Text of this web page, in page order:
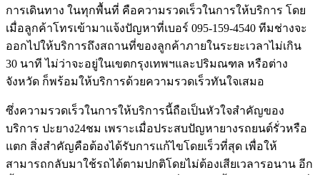
การเดินทาง ในทุกพื้นที่ คือความรวดเร็วในการให้บริการ โดย
เมื่อลูกค้าโทรเข้ามาแจ้งปัญหาที่เบอร์ 095-159-4540 ทีมช่างจะ
ออกไปให้บริการถึงสถานที่ของลูกค้าภายในระยะเวลาไม่เกิน
30 นาที ไม่ว่าจะอยู่ในเขตกรุงเทพฯและปริมณฑล หรือต่าง
จังหวัด ก็พร้อมให้บริการด้วยความรวดเร็วทันใจเสมอ
ซึ่งความรวดเร็วในการให้บริการนี้ถือเป็นหัวใจสำคัญของ
บริการ ปะยาง24ชม เพราะเมื่อประสบปัญหายางรถยนต์รั่วหรือ
แตก สิ่งสำคัญคือต้องได้รับการแก้ไขโดยเร็วที่สุด เพื่อให้
สามารถกลับมาใช้รถได้ตามปกติโดยไม่ต้องเสียเวลารอนาน อีก